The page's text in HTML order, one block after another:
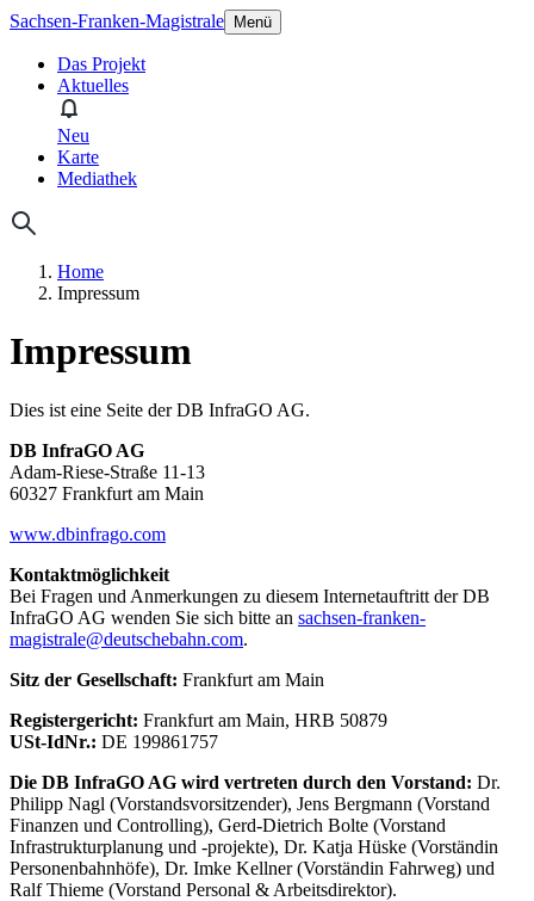
Sachsen-Franken-Magistrale Menü
Das Projekt
Aktuelles
Neu
Karte
Mediathek
Home
Impressum
Impressum
Dies ist eine Seite der DB InfraGO AG.
DB InfraGO AG
Adam-Riese-Straße 11-13
60327 Frankfurt am Main
www.dbinfrago.com
Kontaktmöglichkeit
Bei Fragen und Anmerkungen zu diesem Internetauftritt der DB
InfraGO AG wenden Sie sich bitte an sachsen-franken-
magistrale@deutschebahn.com.
Sitz der Gesellschaft: Frankfurt am Main
Registergericht: Frankfurt am Main, HRB 50879
USt-IdNr.: DE 199861757
Die DB InfraGO AG wird vertreten durch den Vorstand: Dr.
Philipp Nagl (Vorstandsvorsitzender), Jens Bergmann (Vorstand
Finanzen und Controlling), Gerd-Dietrich Bolte (Vorstand
Infrastrukturplanung und -projekte), Dr. Katja Hüske (Vorständin
Personenbahnhöfe), Dr. Imke Kellner (Vorständin Fahrweg) und
Ralf Thieme (Vorstand Personal & Arbeitsdirektor).